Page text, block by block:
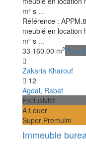
m² s ...
Référence :
meublé en location
m² s ...
33 160.00 m2Plus
Zakaria Kharouf
12
Agdal, Rabat
Exclusivité
A Louer
Super Premuim
Immeuble